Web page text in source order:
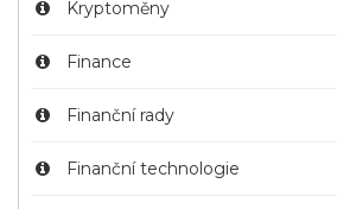
Kryptoměny
Finance
Finanční rady
Finanční technologie